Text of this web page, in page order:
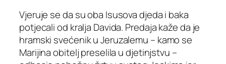
Vjeruje se da su oba Isusova djeda i baka
potjecali od kralja Davida. Predaja kaže da je
hramski svećenik u Jeruzalemu – kamo se
Marijina obitelj preselila u djetinjstvu –